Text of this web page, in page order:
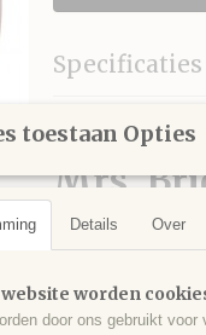
Specificaties
EAN code
Netto gewicht
Omschrijving
Mrs.
glas
Mrs. Bridges
groenten en
Past bij allerlei
toestaan Opties
Details Over
website worden
door ons gebruikt